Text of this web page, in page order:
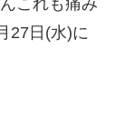
これも痛み
27日(水)に